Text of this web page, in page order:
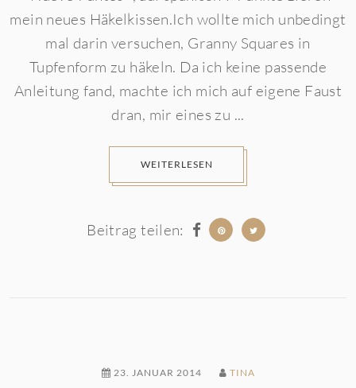
mein neues Häkelkissen.Ich wollte mich unbedingt
mal darin versuchen, Granny Squares in
Tupfenform zu häkeln. Da ich keine passende
Anleitung fand, machte ich mich auf eigene Faust
dran, mir eines zu ...
WEITERLESEN
Beitrag teilen:
23. JANUAR 2014 TINA